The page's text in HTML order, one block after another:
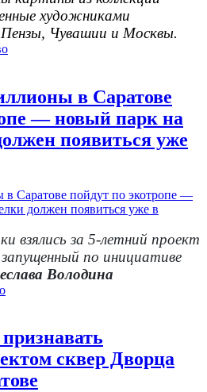
е художниками
Пензы, Чувашии и Москвы.
в Саратове
— новый парк на
появиться уже
взялись за 5-летний проект
по инициативе
Володина
сквер Дворца